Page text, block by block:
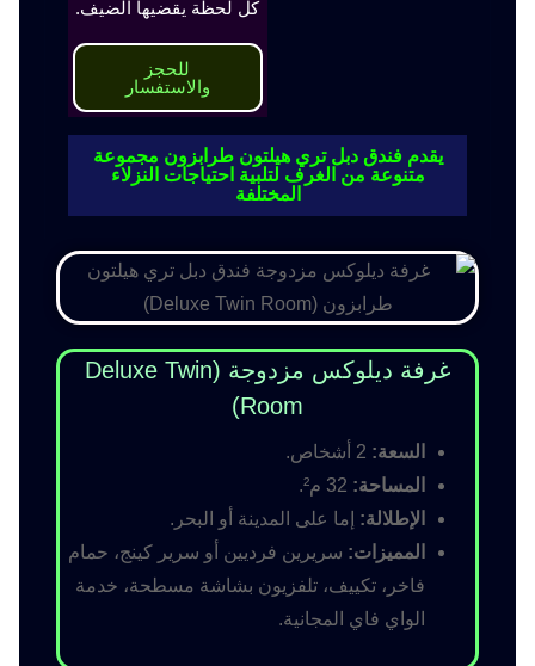
كل لحظة يقضيها الضيف.
للحجز
والاستفسار
يقدم فندق دبل تري هيلتون طرابزون مجموعة
متنوعة من الغرف لتلبية احتياجات النزلاء
المختلفة
غرفة ديلوكس مزدوجة (Deluxe Twin
Room)
السعة:
المساحة:
الإطلالة: إما على المدينة أو البحر.
المميزات: سريرين فرديين أو سرير كينج، حمام
فاخر، تكييف، تلفزيون بشاشة مسطحة، خدمة
الواي فاي المجانية.